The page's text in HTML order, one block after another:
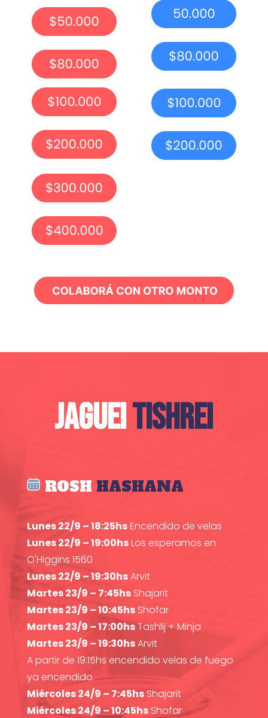
JAGUEITISHREI
ROSH HASHANA
Lunes 22/9 – 18:25hsEncendido de velas
Lunes 22/9 – 19:00hsLos esperamos en
O'Higgins 1560
Lunes 22/9 – 19:30hsArvit
Martes 23/9 – 7:45hsShajarit
Martes 23/9 – 10:45hsShofar
Martes 23/9 – 17:00hsTashlij + Minja
Martes 23/9 – 19:30hsArvit
A partir de 19:15hs encendido velas de fuego
ya encendido.
Miércoles 24/9 – 7:45hsShajarit
Miércoles 24/9 – 10:45hsShofar